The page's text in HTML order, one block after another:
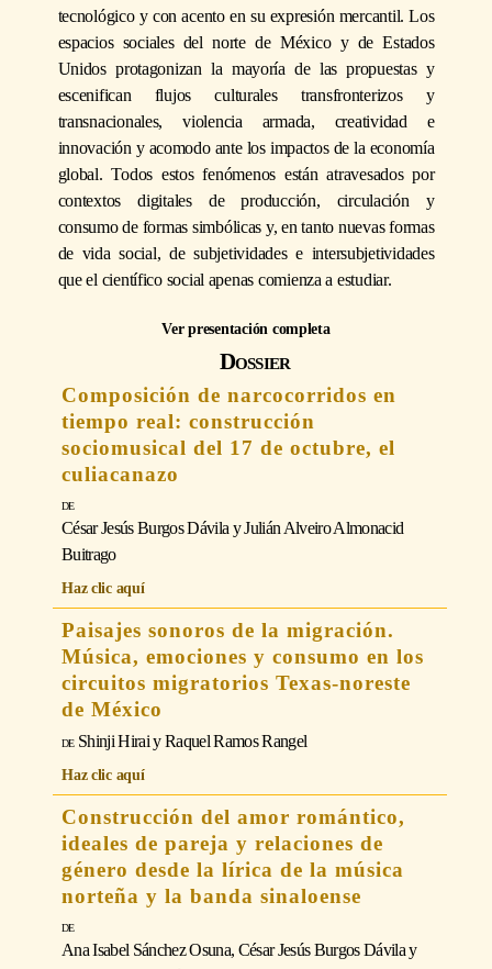
tecnológico y con acento en su expresión mercantil. Los
espacios sociales del norte de México y de Estados
Unidos protagonizan la mayoría de las propuestas y
escenifican flujos culturales transfronterizos y
transnacionales, violencia armada, creatividad e
innovación y acomodo ante los impactos de la economía
global. Todos estos fenómenos están atravesados por
contextos digitales de producción, circulación y
consumo de formas simbólicas y, en tanto nuevas formas
de vida social, de subjetividades e intersubjetividades
que el científico social apenas comienza a estudiar.
Ver presentación completa
Dossier
Composición de narcocorridos en
tiempo real: construcción
sociomusical del 17 de octubre, el
culiacanazo
César Jesús Burgos Dávila y Julián Alveiro Almonacid
Buitrago
Haz clic aquí
Paisajes sonoros de la migración.
Música, emociones y consumo en los
circuitos migratorios Texas-noreste
de México
Shinji Hirai y Raquel Ramos Rangel
Haz clic aquí
Construcción del amor romántico,
ideales de pareja y relaciones de
género desde la lírica de la música
norteña y la banda sinaloense
Ana Isabel Sánchez Osuna, César Jesús Burgos Dávila y